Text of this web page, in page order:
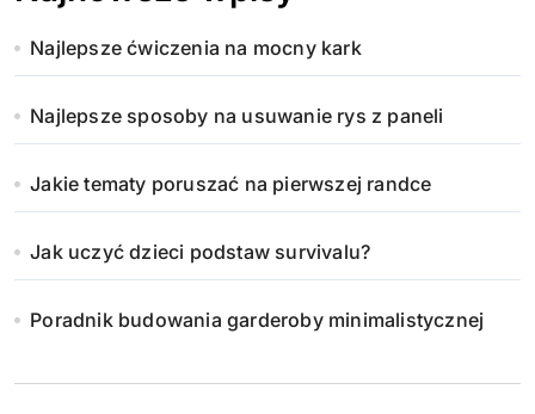
Najlepsze ćwiczenia na mocny kark
Najlepsze sposoby na usuwanie rys z paneli
Jakie tematy poruszać na pierwszej randce
Jak uczyć dzieci podstaw survivalu?
Poradnik budowania garderoby minimalistycznej